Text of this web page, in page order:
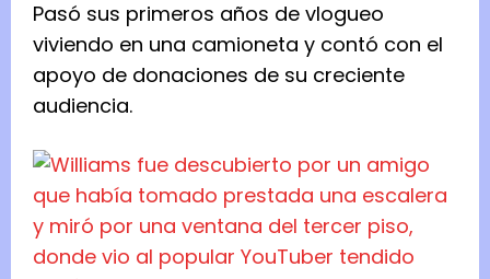
Pasó sus primeros años de vlogueo
viviendo en una camioneta y contó con el
apoyo de donaciones de su creciente
audiencia.